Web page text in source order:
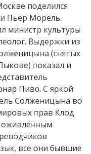
поделился
Пьер Морель.
министр культуры
Выдержки из
(снятых
показал и
Пиво. С яркой
Солженицына во
прав Клод
оживлённым
все они бывшие